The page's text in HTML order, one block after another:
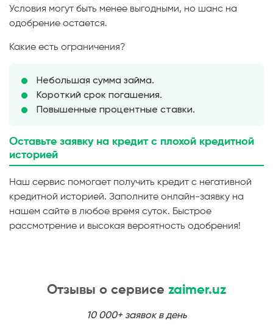
Условия могут быть менее выгодными, но шанс на
одобрение остается.
Какие есть ограничения?
Небольшая сумма займа.
Короткий срок погашения.
Повышенные процентные ставки.
Оставьте заявку на кредит с плохой кредитной
историей
Наш сервис помогает получить кредит с негативной
кредитной историей. Заполните онлайн-заявку на
нашем сайте в любое время суток. Быстрое
рассмотрение и высокая вероятность одобрения!
Отзывы о сервисе zaimer.uz
10 000+ заявок в день